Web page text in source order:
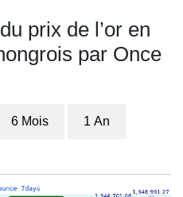
prix de l’or en
par Once
6 Mois 1 An